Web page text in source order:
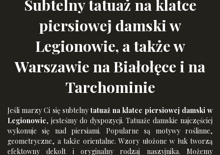
Subtelny tatuaż na klatce
piersiowej damski w
Legionowie, a także w
Warszawie na Białołęce i na
Tarchominie
Jeśli marzy Ci się subtelnytatuaż na klatce piersiowej damski w
Legionowie, jesteśmy do dyspozycji. Tatuaże damskie najczęściej
wykonuje się nad piersiami. Popularne są motywy roślinne,
geometryczne, a także orientalne. Wzory ułożone w łuk tworzą
efektowny dekolt i oryginalny rodzaj naszyjnika. Możemy